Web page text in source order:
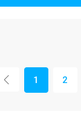
1 2